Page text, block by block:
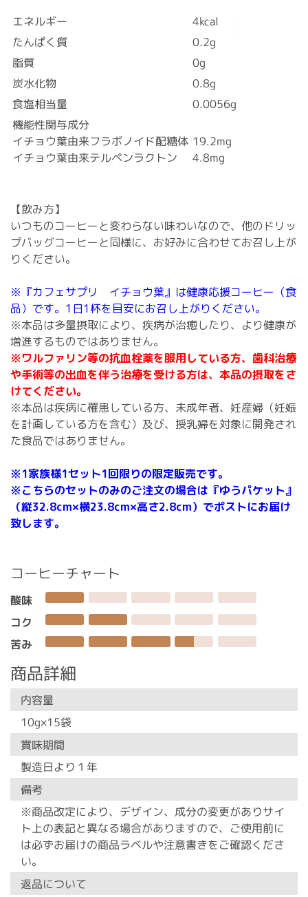
エネルギー 4kcal
たんぱく質 0.2g
脂質 0g
炭水化物 0.8g
食塩相当量 0.0056g
機能性関与成分
イチョウ葉由来フラボノイド配糖体
イチョウ葉由来テルペンラクトン
19.2mg
4.8mg
【飲み方】
いつものコーヒーと変わらない味わいなので、他のドリッ
プバッグコーヒーと同様に、お好みに合わせてお召し上が
りください。
※『カフェサプリ イチョウ葉』は健康応援コーヒー（食
品）です。1日1杯を目安にお召し上がりください。
※本品は多量摂取により、疾病が治癒したり、より健康が
増進するものではありません。
※ワルファリン等の抗血栓薬を服用している方、歯科治療
や手術等の出血を伴う治療を受ける方は、本品の摂取をさ
けてください。
※本品は疾病に罹患している方、未成年者、妊産婦（妊娠
を計画している方を含む）及び、授乳婦を対象に開発され
た食品ではありません。
※1家族様1セット1回限りの限定販売です。
※こちらのセットのみのご注文の場合は『ゆうパケット』
（縦32.8cm×横23.8cm×高さ2.8cm）でポストにお届け
致します。
コーヒーチャート
酸味
コク
苦み
商品詳細
内容量
10g×15袋
賞味期間
製造日より１年
備考
※商品改定により、デザイン、成分の変更がありサイ
ト上の表記と異なる場合がありますので、ご使用前に
は必ずお届けの商品ラベルや注意書きをご確認くださ
い。
返品について